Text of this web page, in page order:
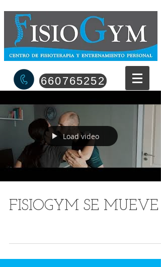
660765252
Load video
FISIOGYM SE MUEVE